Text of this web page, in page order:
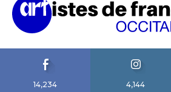
14,234
4,144